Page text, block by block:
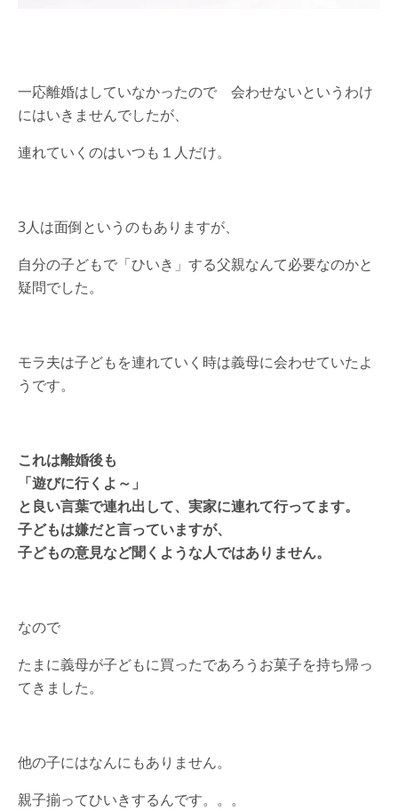
一応離婚はしていなかったので 会わせないというわけ
にはいきませんでしたが、
連れていくのはいつも１人だけ。
3人は面倒というのもありますが、
自分の子どもで「ひいき」する父親なんて必要なのかと
疑問でした。
モラ夫は子どもを連れていく時は義母に会わせていたよ
うです。
これは離婚後も
「遊びに行くよ～」
と良い言葉で連れ出して、実家に連れて行ってます。
子どもは嫌だと言っていますが、
子どもの意見など聞くような人ではありません。
なので
たまに義母が子どもに買ったであろうお菓子を持ち帰っ
てきました。
他の子にはなんにもありません。
親子揃ってひいきするんです。。。